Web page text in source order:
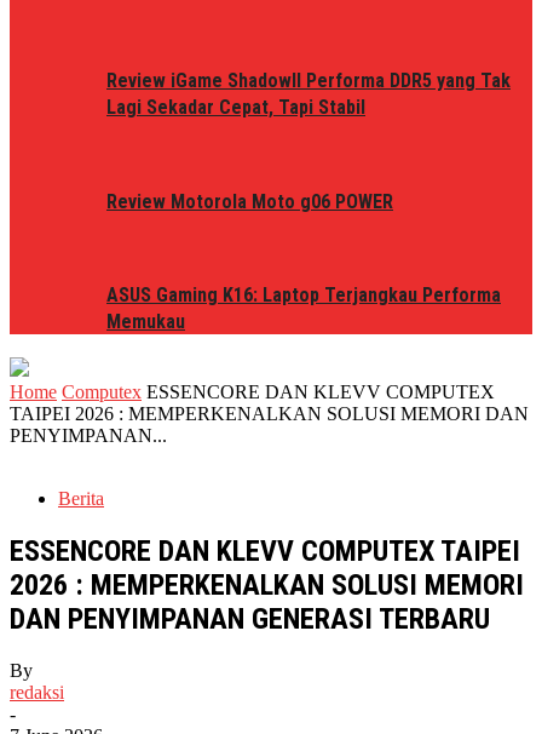
Review iGame ShadowII Performa DDR5 yang Tak
Lagi Sekadar Cepat, Tapi Stabil
Review Motorola Moto g06 POWER
ASUS Gaming K16: Laptop Terjangkau Performa
Memukau
Home Computex ESSENCORE DAN KLEVV COMPUTEX
TAIPEI 2026 : MEMPERKENALKAN SOLUSI MEMORI DAN
PENYIMPANAN...
Berita
ESSENCORE DAN KLEVV COMPUTEX TAIPEI
2026 : MEMPERKENALKAN SOLUSI MEMORI
DAN PENYIMPANAN GENERASI TERBARU
By
redaksi
-